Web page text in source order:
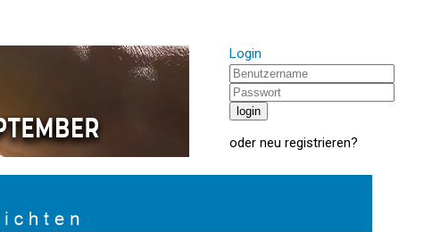
Login
oder neu registrieren?